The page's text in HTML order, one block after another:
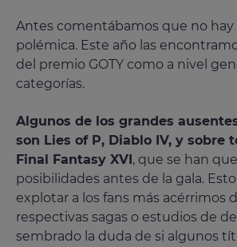
Antes comentábamos que no hay
polémica. Este año las
del premio GOTY como a nivel
categorías.
Algunos de los grandes
son Lies of P, Diablo IV, y sobre
Final Fantasy XVI , que se han
posibilidades antes de la gala.
explotar a los fans más acérrimos
respectivas sagas o estudios de
sembrado la duda de si algunos